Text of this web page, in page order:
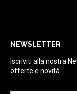
NEWSLETTER
Iscriviti alla nostra
offerte e novità.